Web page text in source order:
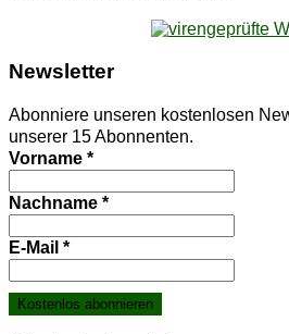
News­let­ter
Abonniere unseren kostenlosen
unserer 15 Abonnenten.
Vorname *
Nachname *
E-Mail *